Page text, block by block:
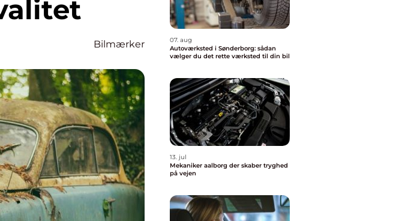
Bilmærker
07. aug
Autoværksted i Sønderborg: sådan
vælger du det rette værksted til din bil
13. jul
Mekaniker aalborg der skaber tryghed
på vejen